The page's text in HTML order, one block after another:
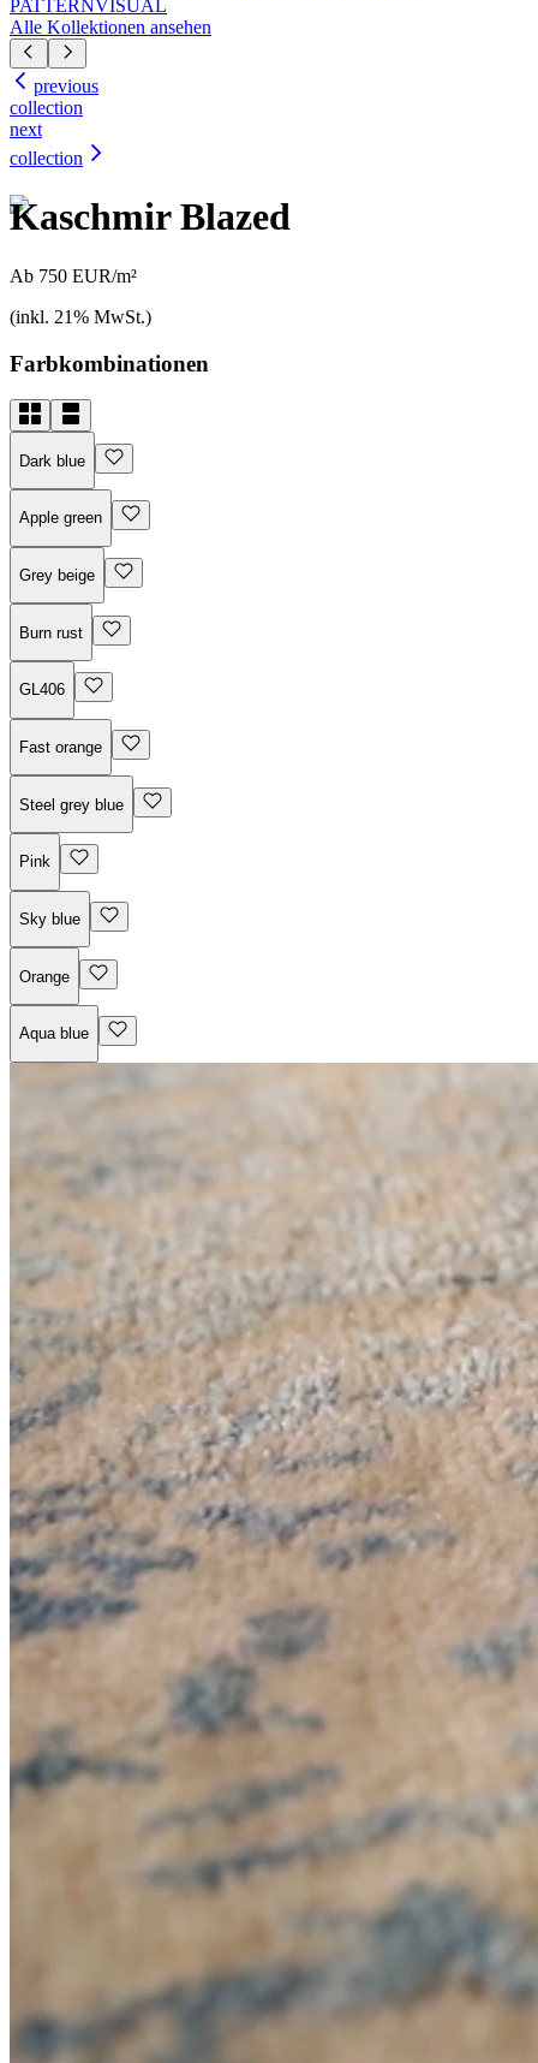
PATTERNVISUAL
Alle Kollektionen ansehen
previous
collection
next
collection
Kaschmir Blazed
Ab 750 EUR/m²
(inkl. 21% MwSt.)
Farbkombinationen
Dark blue
Apple green
Grey beige
Burn rust
GL406
Fast orange
Steel grey blue
Pink
Sky blue
Orange
Aqua blue